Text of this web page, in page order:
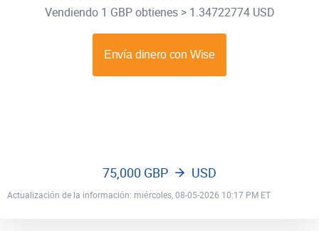
Vendiendo 1 GBP obtienes > 1.34722774 USD
Actualización de la información: miércoles, 08-05-2026 10:17 PM ET
75,000 GBP USD